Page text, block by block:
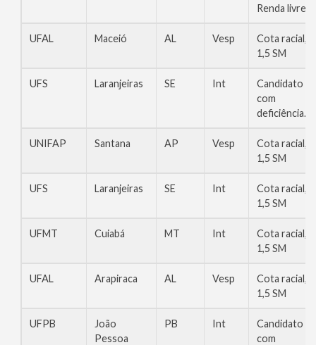
Renda livre
UFAL Maceió AL Vesp
Cota racial,
1,5 SM
UFS Laranjeiras SE Int
Candidato
com
deficiência.
UNIFAP Santana AP Vesp
Cota racial,
1,5 SM
UFS Laranjeiras SE Int
Cota racial,
1,5 SM
UFMT Cuiabá MT Int
Cota racial,
1,5 SM
UFAL Arapiraca AL Vesp
Cota racial,
1,5 SM
UFPB
João
Pessoa
PB Int
Candidato
com